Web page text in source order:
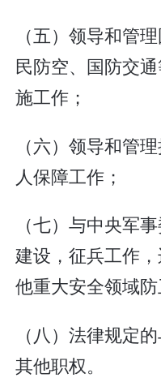
（五）领导和管
民防空、国防交
施工作；
（六）领导和管
人保障工作；
（七）与中央军
建设，征兵工作
他重大安全领域
（八）法律规定
其他职权。